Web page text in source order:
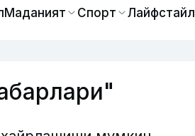
Маданият Спорт Лайфстайл